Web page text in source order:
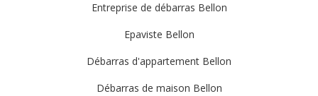
Entreprise de débarras Bellon
Epaviste Bellon
Débarras d'appartement Bellon
Débarras de maison Bellon